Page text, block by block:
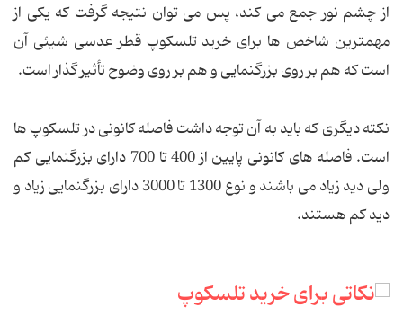
از چشم نور جمع می کند، پس می توان نتیجه گرفت که یکی از
مهمترین شاخص ها برای خرید تلسکوپ قطر عدسی شیئی آن
است که هم بر روی بزرگنمایی و هم بر روی وضوح تأثیر گذار است.
نکته دیگری که باید به آن توجه داشت فاصله کانونی در تلسکوپ ها
است. فاصله های کانونی پایین از 400 تا 700 دارای بزرگنمایی کم
ولی دید زیاد می باشند و نوع 1300 تا 3000 دارای بزرگنمایی زیاد و
دید کم هستند.